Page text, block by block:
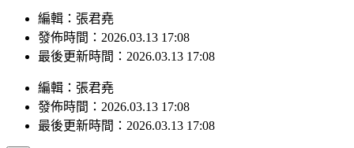
編輯：張君堯
發佈時間：2026.03.13 17:08
最後更新時間：2026.03.13 17:08
編輯 ： 張君堯
發佈時間： 2026.03.13 17:08
最後更新時間： 2026.03.13 17:08